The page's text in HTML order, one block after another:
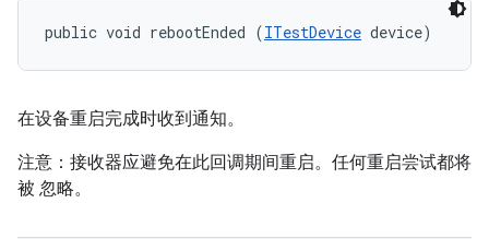
public void rebootEnded (ITestDevice device)
在设备重启完成时收到通知。
注意：接收器应避免在此回调期间重启。任何重启尝试都将
被 忽略。